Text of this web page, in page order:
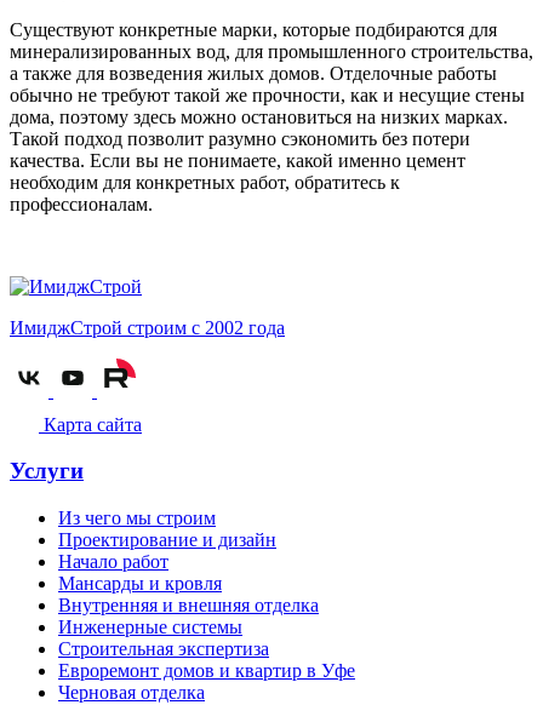
Существуют конкретные марки, которые подбираются для
минерализированных вод, для промышленного строительства,
а также для возведения жилых домов. Отделочные работы
обычно не требуют такой же прочности, как и несущие стены
дома, поэтому здесь можно остановиться на низких марках.
Такой подход позволит разумно сэкономить без потери
качества. Если вы не понимаете, какой именно цемент
необходим для конкретных работ, обратитесь к
профессионалам.
ИмиджСтрой строим с 2002 года
Карта сайта
Услуги
Из чего мы строим
Проектирование и дизайн
Начало работ
Мансарды и кровля
Внутренняя и внешняя отделка
Инженерные системы
Строительная экспертиза
Евроремонт домов и квартир в Уфе
Черновая отделка